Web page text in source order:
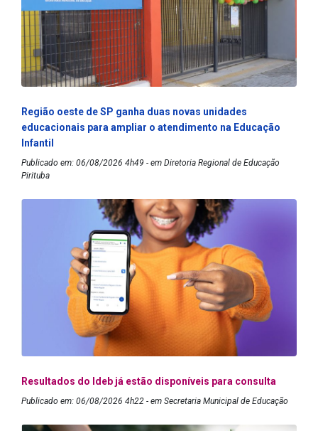
Região oeste de SP ganha duas novas unidades
educacionais para ampliar o atendimento na Educação
Infantil
Publicado em: 06/08/2026 4h49 - em Diretoria Regional de Educação
Pirituba
Resultados do Ideb já estão disponíveis para consulta
Publicado em: 06/08/2026 4h22 - em Secretaria Municipal de Educação